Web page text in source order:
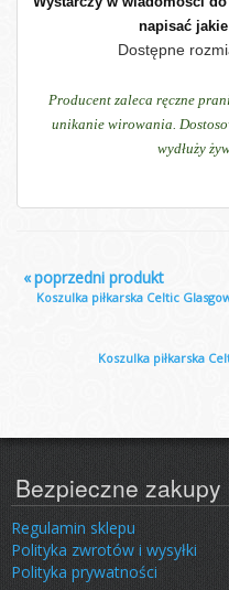
napisać
Dostępne
Producent zaleca ręczne
unikanie wirowania.
wydłuży
«poprzedni produkt
Koszulka piłkarska Celtic
Koszulka piłkarska
Bezpieczne zakupy
Regulamin sklepu
Polityka zwrotów i wysyłki
Polityka prywatności